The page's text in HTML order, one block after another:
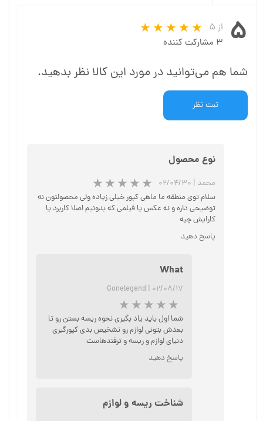
۵ از ۵
۳ مشارکت کننده
شما هم می‌توانید در مورد این کالا نظر بدهید.
ثبت نظر
نوع محصول
محمد | ۰۲/۰۴/۳۰
سلام توی منطقه ما ماهی کپور خیلی زیاده ولی محصولتون نه
توضیحی داره و نه عکس یا فیلمی که بدونیم اصلا کاربرد یا
کارایش چیه
پاسخ دهید
What
Gonelegend | ۰۲/۰۸/۱۷
شما اول باید یاد بگیری نحوه ریسه بستن رو تا
بعدش بتونی لوازم رو تشخیص بدی کپورگیری
دنیای لوازم و ریسه و ترفندهاست
پاسخ دهید
شناخت ریسه و لوازم